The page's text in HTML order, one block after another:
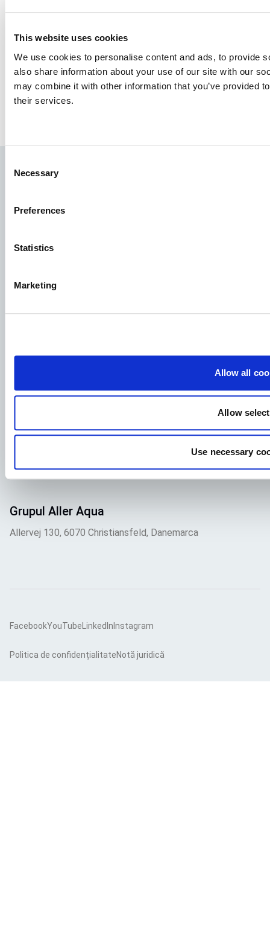
This website uses cookies
We use cookies to personalise content and ads, to provide
also share information about your use of our site with our
may combine it with other information that you’ve provided
their services.
Selection
Necessary
Preferences
Statistics
Marketing
Allow all
Allow
Use necessary
DKK: reg.no 7418 – Account 1064697
IBAN: DK8074180001064697
SWIFT: JYBADKKK
EUR: reg.no.7418 – Account 1064705
IBAN: DK5874180001064705
Specii
Pentru a vă asigura că aplicația dvs. ajunge la locul potrivit,
vă rugăm să vă asigurați că indicați în mod clar care este
citim!
Vizitați ofertele noastre de locuri de muncă
Grupul Aller Aqua
Allervej 130, 6070 Christiansfeld, Danemarca
FacebookYouTubeLinkedIn Instagram
Politica de confidențialitateNotă juridică